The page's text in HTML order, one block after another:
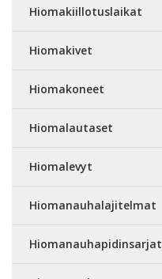
Hiomakiillotuslaikat
Hiomakivet
Hiomakoneet
Hiomalautaset
Hiomalevyt
Hiomanauhalajitelmat
Hiomanauhapidinsarjat